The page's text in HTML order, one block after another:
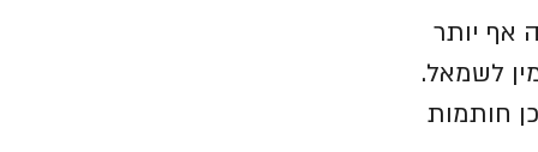
אף יותר
לשמאל.
חותמות